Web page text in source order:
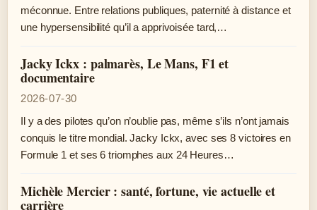
méconnue. Entre relations publiques, paternité à distance et
une hypersensibilité qu’il a apprivoisée tard,…
Jacky Ickx : palmarès, Le Mans, F1 et
documentaire
2026-07-30
Il y a des pilotes qu’on n’oublie pas, même s’ils n’ont jamais
conquis le titre mondial. Jacky Ickx, avec ses 8 victoires en
Formule 1 et ses 6 triomphes aux 24 Heures…
Michèle Mercier : santé, fortune, vie actuelle et
carrière